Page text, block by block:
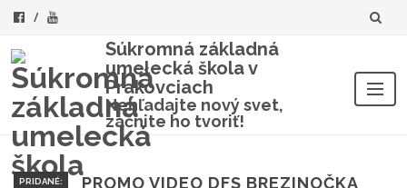
Súkromná základná
umelecká škola v
Prakovciach
Nehľadajte nový svet,
začnite ho tvoriť!
to
content
PRIDANÉ: PROMO VIDEO DFS BREZINOČKA